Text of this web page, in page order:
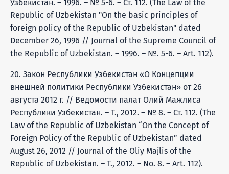
Узбекистан. – 1996. – № 5-6. – Ст. 112. (The Law of the
Republic of Uzbekistan "On the basic principles of
foreign policy of the Republic of Uzbekistan" dated
December 26, 1996 // Journal of the Supreme Council of
the Republic of Uzbekistan. – 1996. – №. 5-6. – Art. 112).
20. Закон Республики Узбекистан «О Концепции
внешней политики Республики Узбекистан» от 26
августа 2012 г. // Ведомости палат Олий Мажлиса
Республики Узбекистан. – Т., 2012. – № 8. – Ст. 112. (The
Law of the Republic of Uzbekistan “On the Concept of
Foreign Policy of the Republic of Uzbekistan” dated
August 26, 2012 // Journal of the Oliy Majlis of the
Republic of Uzbekistan. – T., 2012. – No. 8. – Art. 112).